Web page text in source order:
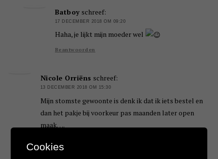
Batboy schreef:
17 DECEMBER 2018 OM 09:20
Haha, je lijkt mijn moeder wel
Beantwoorden
Nicole Orriëns schreef:
13 DECEMBER 2018 OM 15:30
Mijn stomste gewoonte is denk ik dat ik iets bestel en
dan het pakje bij voorkeur pas maanden later open
maak….
Cookies